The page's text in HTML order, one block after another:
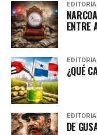
ENTRE
¿QUÉ
DE